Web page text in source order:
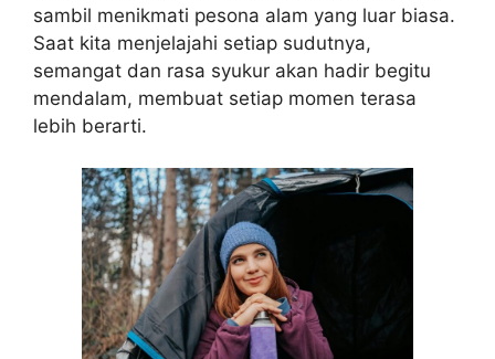
sambil menikmati pesona alam yang luar biasa.
Saat kita menjelajahi setiap sudutnya,
semangat dan rasa syukur akan hadir begitu
mendalam, membuat setiap momen terasa
lebih berarti.